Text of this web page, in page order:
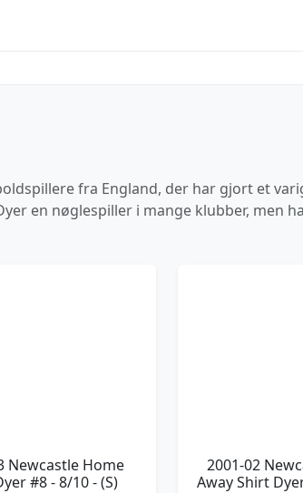
fra England, der har gjort et
en nøglespiller i mange klubber, men
Newcastle Home
#8 - 8/10 - (S)
2001-02
Away Shirt